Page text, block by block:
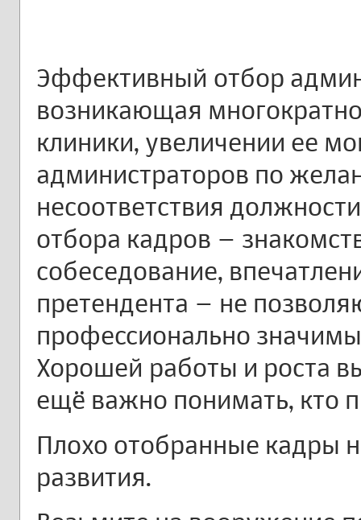
Эффективный отбор
возникающая
клиники, увеличении ее
администраторов по
несоответствия
отбора кадров –
собеседование,
претендента – не
профессионально
Хорошей работы и роста
ещё важно понимать, кто
Плохо отобранные кадры
развития.